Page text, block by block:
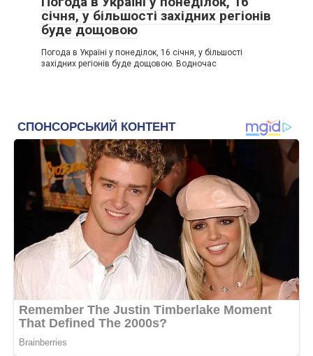
січня, у більшості західних регіонів
буде дощовою
Погода в Україні у понеділок, 16 січня, у більшості
західних регіонів буде дощовою. Водночас